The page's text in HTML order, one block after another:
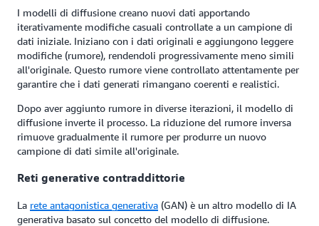
I modelli di diffusione creano nuovi dati apportando
iterativamente modifiche casuali controllate a un campione di
dati iniziale. Iniziano con i dati originali e aggiungono leggere
modifiche (rumore), rendendoli progressivamente meno simili
all'originale. Questo rumore viene controllato attentamente per
garantire che i dati generati rimangano coerenti e realistici.
Dopo aver aggiunto rumore in diverse iterazioni, il modello di
diffusione inverte il processo. La riduzione del rumore inversa
rimuove gradualmente il rumore per produrre un nuovo
campione di dati simile all'originale.
Reti generative contraddittorie
La rete antagonistica generativa (GAN) è un altro modello di IA
generativa basato sul concetto del modello di diffusione.